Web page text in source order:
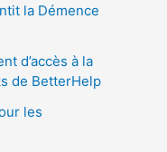
la Démence
d’accès à la
de BetterHelp
les